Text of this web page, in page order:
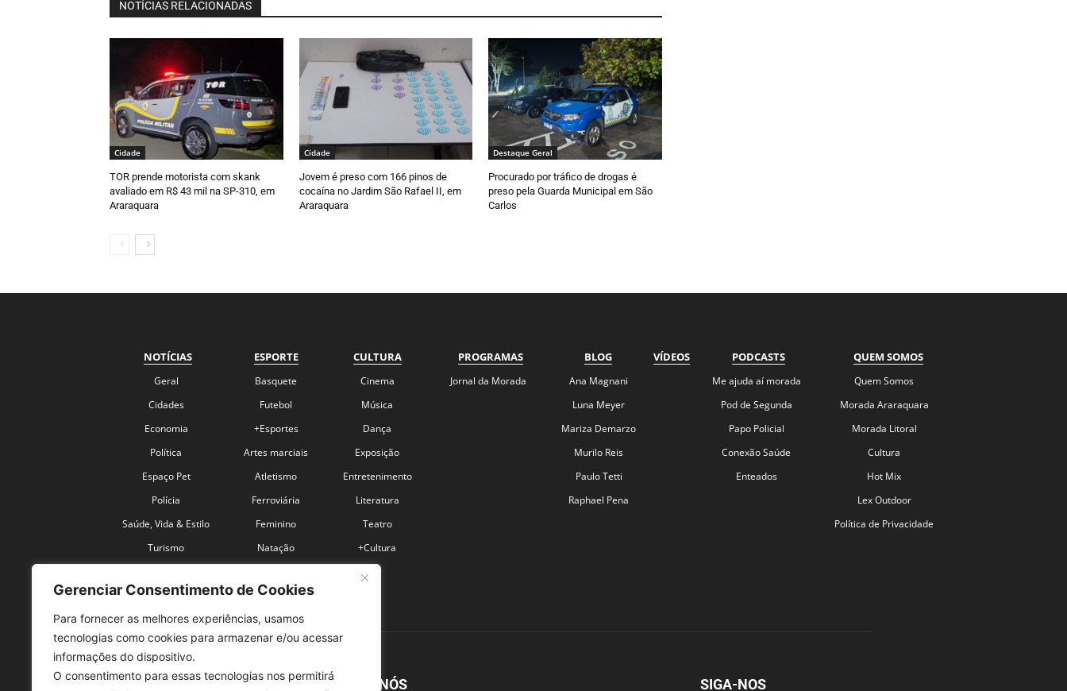
Gerenciar Consentimento de Cookies
Para fornecer as melhores experiências, usamos
tecnologias como cookies para armazenar e/ou acessar
informações do dispositivo.
O consentimento para essas tecnologias nos permitirá
NOTÍCIAS RELACIONADAS
Cidade
TOR prende motorista com skank
avaliado em R$ 43 mil na SP-310, em
Araraquara
Cidade
Jovem é preso com 166 pinos de
cocaína no Jardim São Rafael II, em
Araraquara
Destaque Geral
Procurado por tráfico de drogas é
preso pela Guarda Municipal em São
Carlos
NOTÍCIAS
Geral
Cidades
Economia
Política
Espaço Pet
Polícia
Saúde, Vida & Estilo
Turismo
ESPORTE
Basquete
Futebol
+Esportes
Artes marciais
Atletismo
Ferroviária
Feminino
Natação
CULTURA
Cinema
Música
Dança
Exposição
Entretenimento
Literatura
Teatro
+Cultura
PROGRAMAS
Jornal da Morada
BLOG
Ana Magnani
Luna Meyer
Mariza Demarzo
Murilo Reis
Paulo Tetti
Raphael Pena
VÍDEOS PODCASTS
Me ajuda aí morada
Pod de Segunda
Papo Policial
Conexão Saúde
Enteados
QUEM SOMOS
Quem Somos
Morada Araraquara
Morada Litoral
Cultura
Hot Mix
Lex Outdoor
Política de Privacidade
SOBRE NÓS SIGA-NOS